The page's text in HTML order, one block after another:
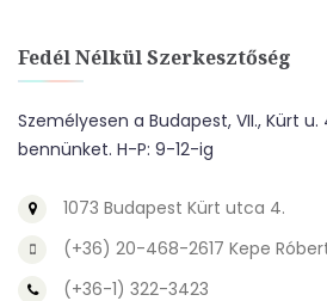
Fedél Nélkül Szerkesztőség
Személyesen a Budapest, VII., Kürt
bennünket. H-P: 9-12-ig
1073 Budapest Kürt utca 4.
(+36) 20-468-2617 Kepe
(+36-1) 322-3423